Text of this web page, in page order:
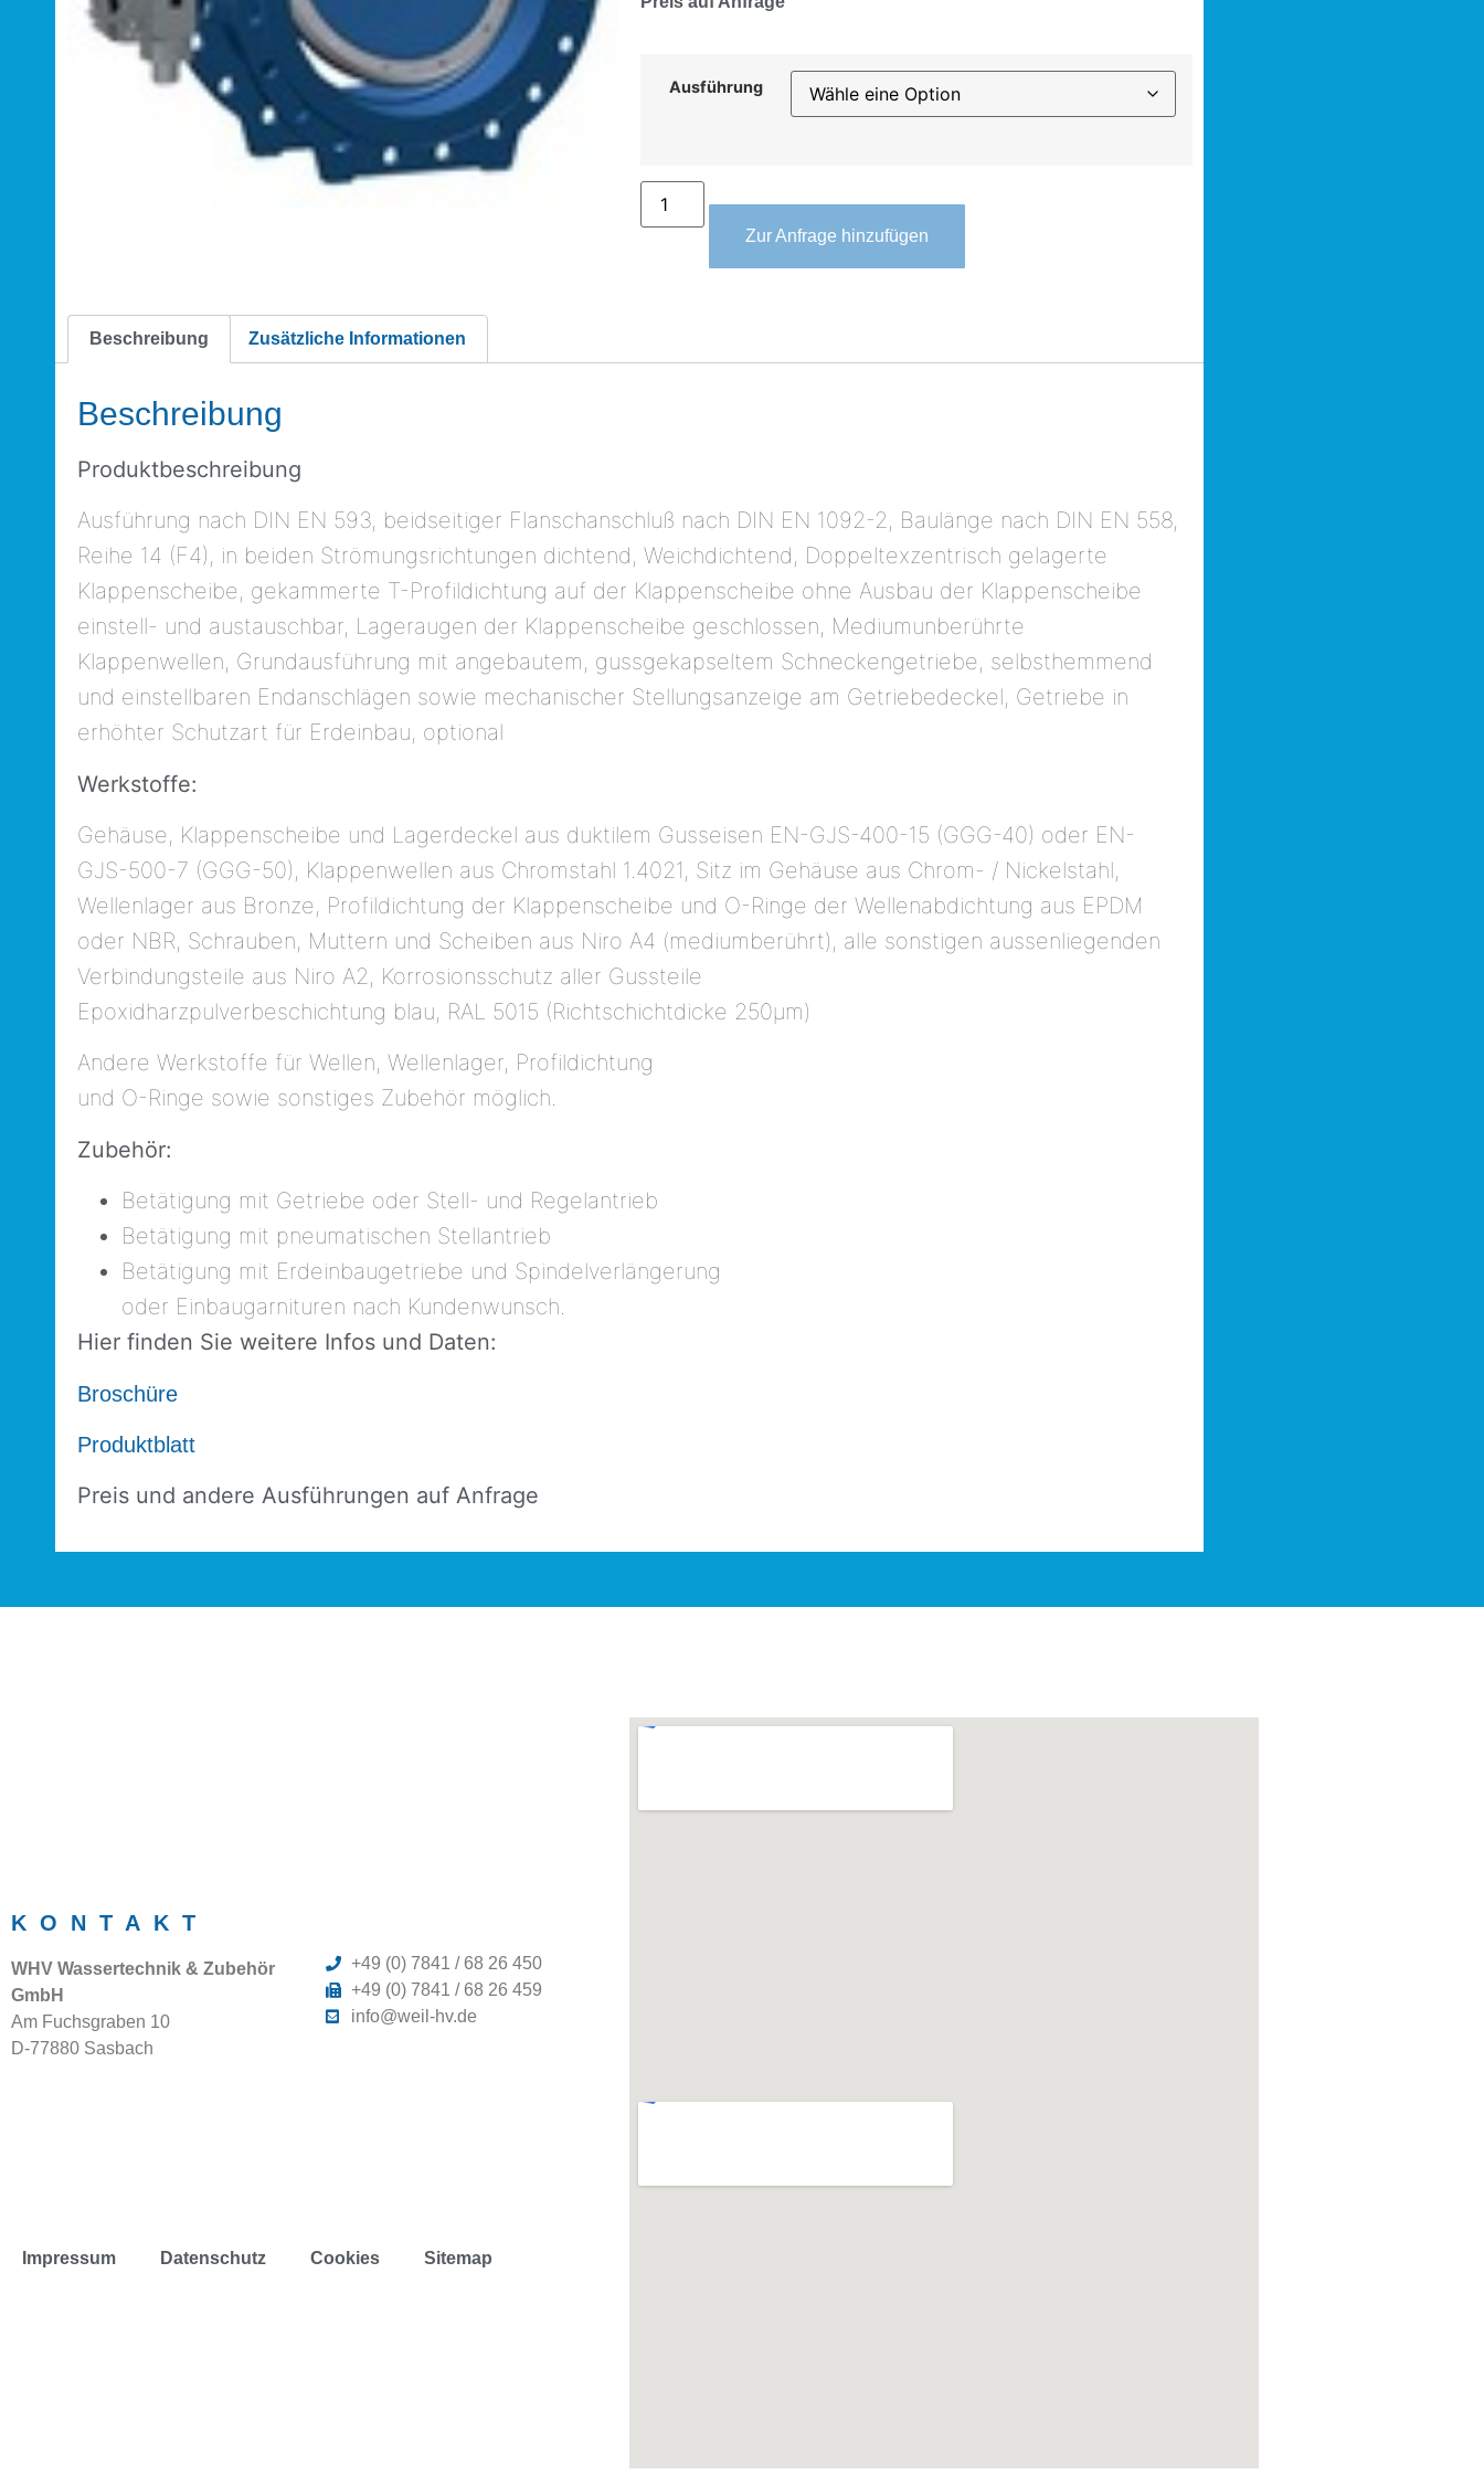
Ausführung
Zur Anfrage hinzufügen
Beschreibung Zusätzliche Informationen
Beschreibung
Produktbeschreibung
Ausführung nach DIN EN 593, beidseitiger Flanschanschluß nach DIN EN 1092-2, Baulänge nach DIN EN 558,
Reihe 14 (F4), in beiden Strömungsrichtungen dichtend, Weichdichtend, Doppeltexzentrisch gelagerte
Klappenscheibe, gekammerte T-Profildichtung auf der Klappenscheibe ohne Ausbau der Klappenscheibe
einstell- und austauschbar, Lageraugen der Klappenscheibe geschlossen, Mediumunberührte
Klappenwellen, Grundausführung mit angebautem, gussgekapseltem Schneckengetriebe, selbsthemmend
und einstellbaren Endanschlägen sowie mechanischer Stellungsanzeige am Getriebedeckel, Getriebe in
erhöhter Schutzart für Erdeinbau, optional
Werkstoffe:
Gehäuse, Klappenscheibe und Lagerdeckel aus duktilem Gusseisen EN-GJS-400-15 (GGG-40) oder EN-
GJS-500-7 (GGG-50), Klappenwellen aus Chromstahl 1.4021, Sitz im Gehäuse aus Chrom- / Nickelstahl,
Wellenlager aus Bronze, Profildichtung der Klappenscheibe und O-Ringe der Wellenabdichtung aus EPDM
oder NBR, Schrauben, Muttern und Scheiben aus Niro A4 (mediumberührt), alle sonstigen aussenliegenden
Verbindungsteile aus Niro A2, Korrosionsschutz aller Gussteile
Epoxidharzpulverbeschichtung blau, RAL 5015 (Richtschichtdicke 250µm)
Andere Werkstoffe für Wellen, Wellenlager, Profildichtung
und O-Ringe sowie sonstiges Zubehör möglich.
Zubehör:
Betätigung mit Getriebe oder Stell- und Regelantrieb
Betätigung mit pneumatischen Stellantrieb
Betätigung mit Erdeinbaugetriebe und Spindelverlängerung
oder Einbaugarnituren nach Kundenwunsch.
Hier finden Sie weitere Infos und Daten:
Broschüre
Produktblatt
Preis und andere Ausführungen auf Anfrage
KONTAKT
WHV Wassertechnik & Zubehör
GmbH
Am Fuchsgraben 10
D-77880 Sasbach
+49 (0) 7841 / 68 26 450
+49 (0) 7841 / 68 26 459
info@weil-hv.de
Impressum Datenschutz Cookies Sitemap